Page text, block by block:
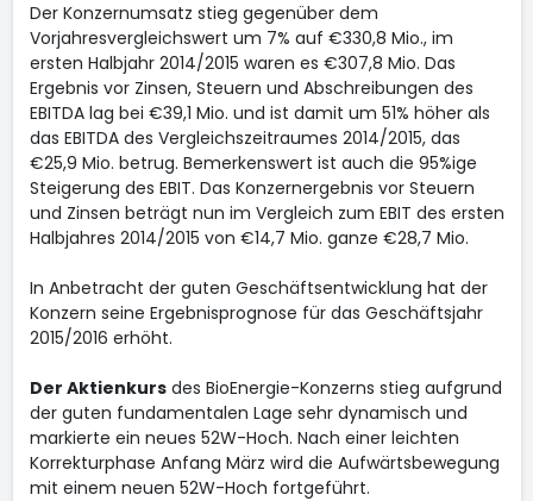
Der Konzernumsatz stieg gegenüber dem
Vorjahresvergleichswert um 7% auf €330,8 Mio., im
ersten Halbjahr 2014/2015 waren es €307,8 Mio. Das
Ergebnis vor Zinsen, Steuern und Abschreibungen des
EBITDA lag bei €39,1 Mio. und ist damit um 51% höher als
das EBITDA des Vergleichszeitraumes 2014/2015, das
€25,9 Mio. betrug. Bemerkenswert ist auch die 95%ige
Steigerung des EBIT. Das Konzernergebnis vor Steuern
und Zinsen beträgt nun im Vergleich zum EBIT des ersten
Halbjahres 2014/2015 von €14,7 Mio. ganze €28,7 Mio.
In Anbetracht der guten Geschäftsentwicklung hat der
Konzern seine Ergebnisprognose für das Geschäftsjahr
2015/2016 erhöht.
Der Aktienkursdes BioEnergie-Konzerns stieg aufgrund
der guten fundamentalen Lage sehr dynamisch und
markierte ein neues 52W-Hoch. Nach einer leichten
Korrekturphase Anfang März wird die Aufwärtsbewegung
mit einem neuen 52W-Hoch fortgeführt.